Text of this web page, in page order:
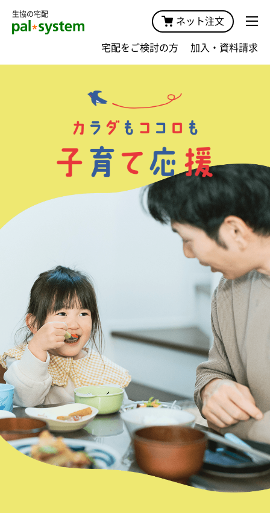
生協の宅配
ネット注文
宅配をご検討の方 加入・資料請求